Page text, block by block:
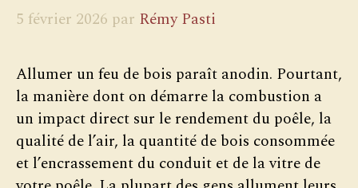
5 février 2026 par Rémy Pasti
Allumer un feu de bois paraît anodin. Pourtant,
la manière dont on démarre la combustion a
un impact direct sur le rendement du poêle, la
qualité de l’air, la quantité de bois consommée
et l’encrassement du conduit et de la vitre de